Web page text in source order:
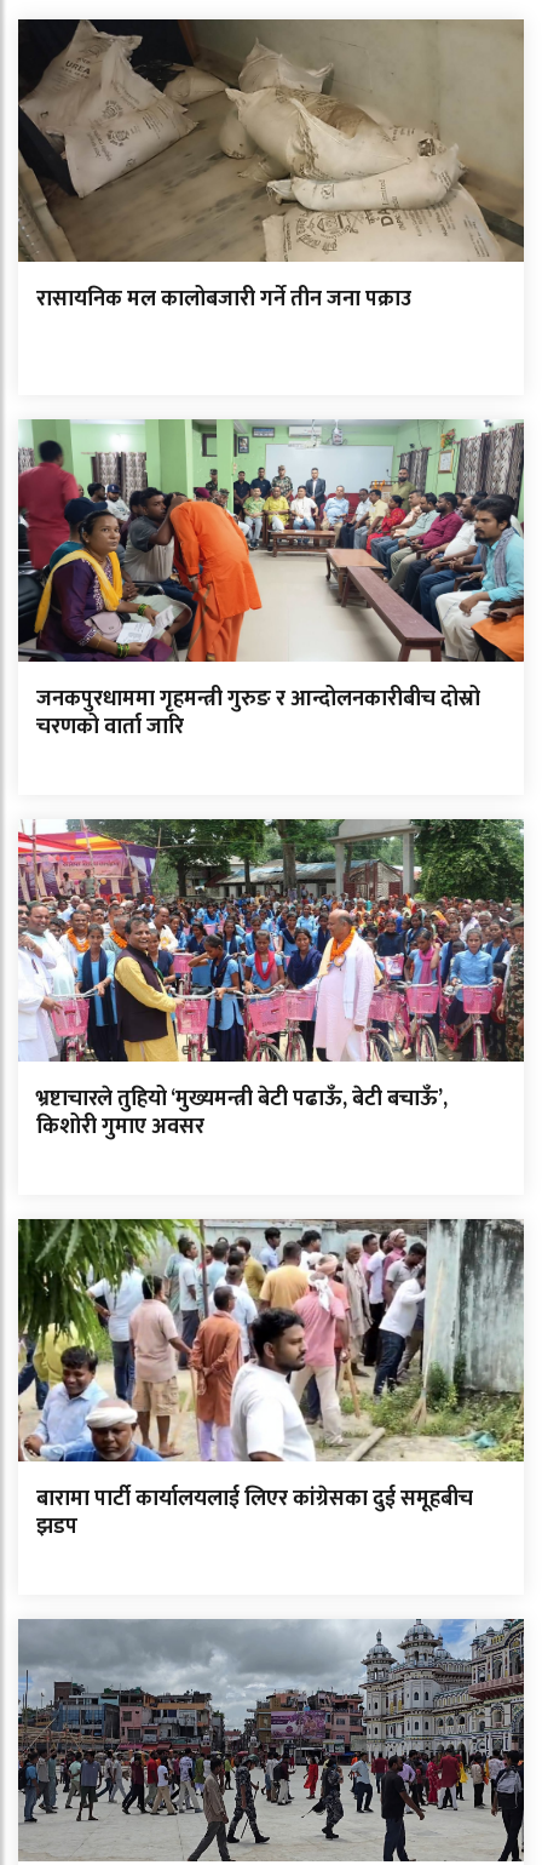
रासायनिक मल कालोबजारी गर्ने तीन जना पक्राउ
जनकपुरधाममा गृहमन्त्री गुरुङ र आन्दोलनकारीबीच दोस्रो
चरणको वार्ता जारि
भ्रष्टाचारले तुहियो ‘मुख्यमन्त्री बेटी पढाऊँ, बेटी बचाऊँ’,
किशोरी गुमाए अवसर
बारामा पार्टी कार्यालयलाई लिएर कांग्रेसका दुई समूहबीच
झडप